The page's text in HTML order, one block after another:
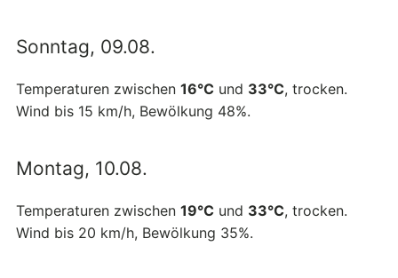
Sonntag, 09.08.
Temperaturen zwischen 16°C und 33°C, trocken.
Wind bis 15 km/h, Bewölkung 48%.
Montag, 10.08.
Temperaturen zwischen 19°C und 33°C, trocken.
Wind bis 20 km/h, Bewölkung 35%.